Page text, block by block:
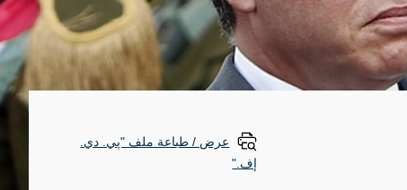
عرض / طباعة ملف "پي. دي.
إف."